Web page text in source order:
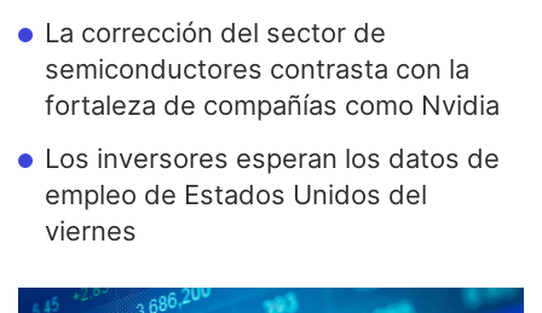
La corrección del sector de
semiconductores contrasta con la
fortaleza de compañías como Nvidia
Los inversores esperan los datos de
empleo de Estados Unidos del
viernes